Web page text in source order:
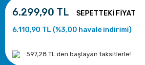
6.299,90 TL
6.110,90 TL (%3,00 havale indirimi)
597,28 TL den başlayan taksitlerle!